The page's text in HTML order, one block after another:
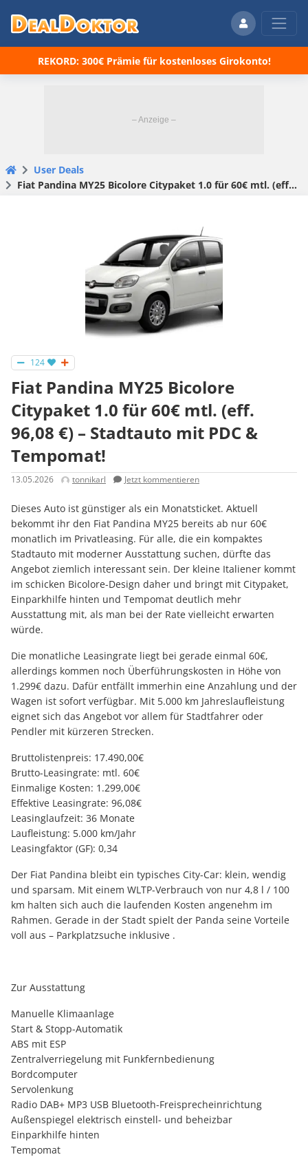
REKORD: 300€ Prämie für kostenloses Girokonto!
User Deals
Fiat Pandina MY25 Bicolore Citypaket 1.0 für 60€ mtl. (eff. 96,08 €) – Stadtauto mit PDC & Tempomat!
124
Fiat Pandina MY25 Bicolore
Citypaket 1.0 für 60€ mtl. (eff.
96,08 €) – Stadtauto mit PDC &
Tempomat!
13.05.2026 tonnikarl Jetzt kommentieren
Dieses Auto ist günstiger als ein Monatsticket. Aktuell
bekommt ihr den Fiat Pandina MY25 bereits ab nur 60€
monatlich im Privatleasing. Für alle, die ein kompaktes
Stadtauto mit moderner Ausstattung suchen, dürfte das
Angebot ziemlich interessant sein. Der kleine Italiener kommt
im schicken Bicolore-Design daher und bringt mit Citypaket,
Einparkhilfe hinten und Tempomat deutlich mehr
Ausstattung mit, als man bei der Rate vielleicht erwarten
würde.
Die monatliche Leasingrate liegt bei gerade einmal 60€,
allerdings kommen noch Überführungskosten in Höhe von
1.299€ dazu. Dafür entfällt immerhin eine Anzahlung und der
Wagen ist sofort verfügbar. Mit 5.000 km Jahreslaufleistung
eignet sich das Angebot vor allem für Stadtfahrer oder
Pendler mit kürzeren Strecken.
Bruttolistenpreis: 17.490,00€
Brutto-Leasingrate: mtl. 60€
Einmalige Kosten: 1.299,00€
Effektive Leasingrate: 96,08€
Leasinglaufzeit: 36 Monate
Laufleistung: 5.000 km/Jahr
Leasingfaktor (GF): 0,34
Der Fiat Pandina bleibt ein typisches City-Car: klein, wendig
und sparsam. Mit einem WLTP-Verbrauch von nur 4,8 l / 100
km halten sich auch die laufenden Kosten angenehm im
Rahmen. Gerade in der Stadt spielt der Panda seine Vorteile
voll aus – Parkplatzsuche inklusive .
Zur Ausstattung
Manuelle Klimaanlage
Start & Stopp-Automatik
ABS mit ESP
Zentralverriegelung mit Funkfernbedienung
Bordcomputer
Servolenkung
Radio DAB+ MP3 USB Bluetooth-Freisprecheinrichtung
Außenspiegel elektrisch einstell- und beheizbar
Einparkhilfe hinten
Tempomat